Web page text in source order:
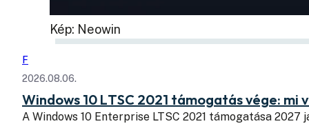
Kép: Neowin
F
2026.08.06.
Windows 10 LTSC 2021 támogatás vége: mi
A Windows 10 Enterprise LTSC 2021 támogatása 2027